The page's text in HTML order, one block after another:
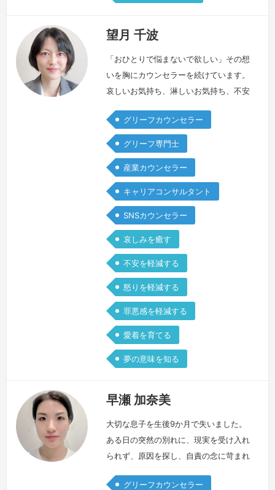
望月 千波
「おひとりで悩まないで欲しい」その想
いを胸にカウンセラーを続けています。
哀しいお気持ち、淋しいお気持ち、不安
りで抱え耐えていらっしゃいませんか?
胸が苦しくなる時、押しつぶされそうに
なる時、気持ちが落ち着かなくなる時、
いつもの自分のようにいられなくなる
時。それは身体に反応が出るほど大変な
体験をなさったということでもあり、ひ
ょっとするとおひとりで頑張り過ぎてい
るサイ…
続きを見る »
グリーフカウンセラー
グリーフ専門士
産業カウンセラー
キャリアコンサルタント
SNSカウンセラー
哀しみを癒す
不安を軽減する
怒りを軽減する
罪悪感を軽減する
愛着を育てる
夢の意味を知る
早瀬 加奈美
大切な息子を生後9か月で失いました。
ある日の突然の別れに、現実を受け入れ
られず、原因を探し、自責の念に苛まれ
ました。何度名前を呼んでも返事をして
グリーフカウンセラー